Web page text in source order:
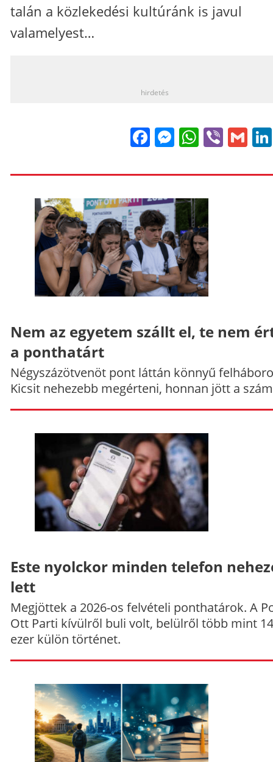
talán a közlekedési kultúránk is javul
valamelyest…
hirdetés
FacebookViber
Nem az egyetem szállt el, te nem
a ponthatárt
Négyszázötvenöt pont láttán könnyű
Kicsit nehezebb megérteni, honnan jött a
Este nyolckor minden telefon
lett
Megjöttek a 2026-os felvételi ponthatárok. A
Ott Parti kívülről buli volt, belülről több mint
ezer külön történet.